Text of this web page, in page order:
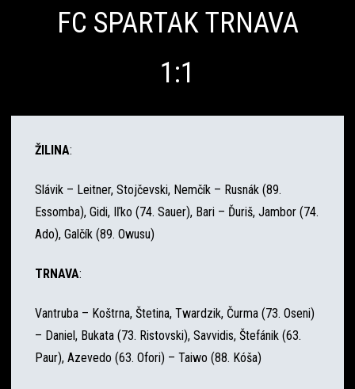
FC SPARTAK TRNAVA
1:1
ŽILINA:
Slávik – Leitner, Stojčevski, Nemčík – Rusnák (89.
Essomba), Gidi, Iľko (74. Sauer), Bari – Ďuriš, Jambor (74.
Ado), Galčík (89. Owusu)
TRNAVA:
Vantruba – Koštrna, Štetina, Twardzik, Čurma (73. Oseni)
– Daniel, Bukata (73. Ristovski), Savvidis, Štefánik (63.
Paur), Azevedo (63. Ofori) – Taiwo (88. Kóša)